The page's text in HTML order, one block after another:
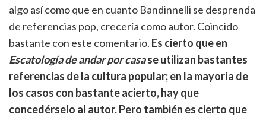
algo así como que en cuanto Bandinnelli se desprenda
de referencias pop, crecería como autor. Coincido
bastante con este comentario. Es cierto que en
Escatología de andar por casase utilizan bastantes
referencias de la cultura popular; en la mayoría de
los casos con bastante acierto, hay que
concedérselo al autor. Pero también es cierto que